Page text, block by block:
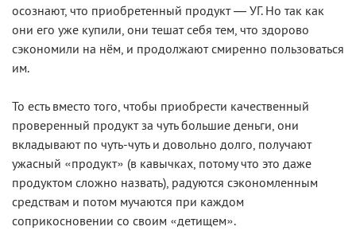
осознают, что приобретенный продукт — УГ. Но так как
они его уже купили, они тешат себя тем, что здорово
сэкономили на нём, и продолжают смиренно пользоваться
им.
То есть вместо того, чтобы приобрести качественный
проверенный продукт за чуть большие деньги, они
вкладывают по чуть-чуть и довольно долго, получают
ужасный «продукт» (в кавычках, потому что это даже
продуктом сложно назвать), радуются сэкономленным
средствам и потом мучаются при каждом
соприкосновении со своим «детищем».